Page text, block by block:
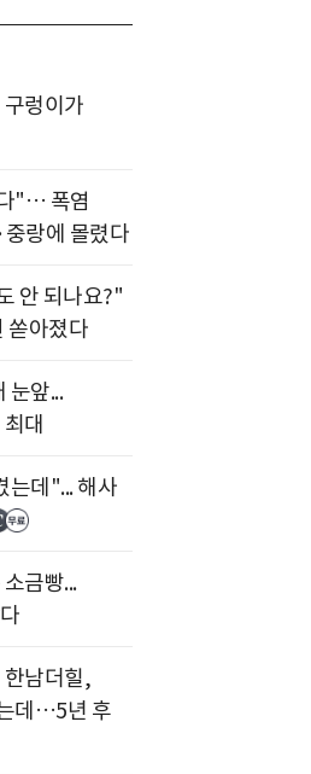
렁이가
"… 폭염
랑에 몰렸다
안 되나요?"
쏟아졌다
눈앞...
대
는데"... 해사
금빵...
한남더힐,
데…5년 후